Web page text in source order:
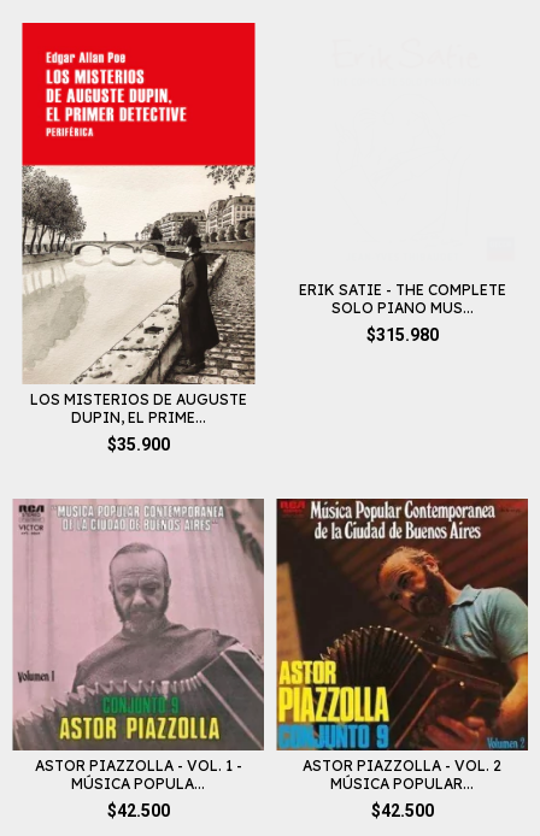
LOS MISTERIOS DE AUGUSTE
DUPIN, EL PRIME...
$35.900
ERIK SATIE - THE COMPLETE
SOLO PIANO MUS...
$315.980
ASTOR PIAZZOLLA - VOL. 1 -
MÚSICA POPULA...
$42.500
ASTOR PIAZZOLLA - VOL. 2
MÚSICA POPULAR...
$42.500